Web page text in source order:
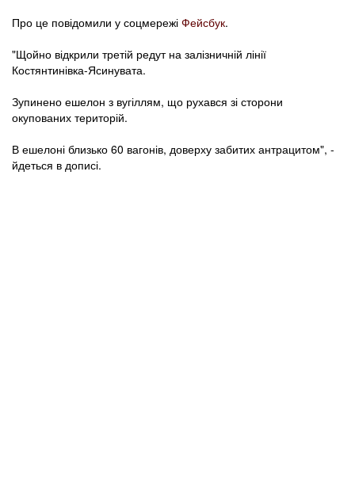
Про це повідомили у соцмережі Фейсбук.
"Щойно відкрили третій редут на залізничній лінії
Костянтинівка-Ясинувата.
Зупинено ешелон з вугіллям, що рухався зі сторони
окупованих територій.
В ешелоні близько 60 вагонів, доверху забитих антрацитом", -
йдеться в дописі.